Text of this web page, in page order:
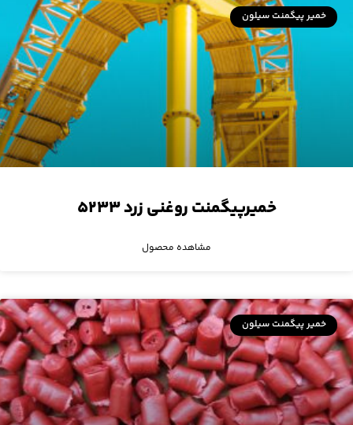
خمیر پیگمنت سیلون
خمیرپیگمنت روغنی زرد ۵۲۳۳
مشاهده محصول
خمیر پیگمنت سیلون